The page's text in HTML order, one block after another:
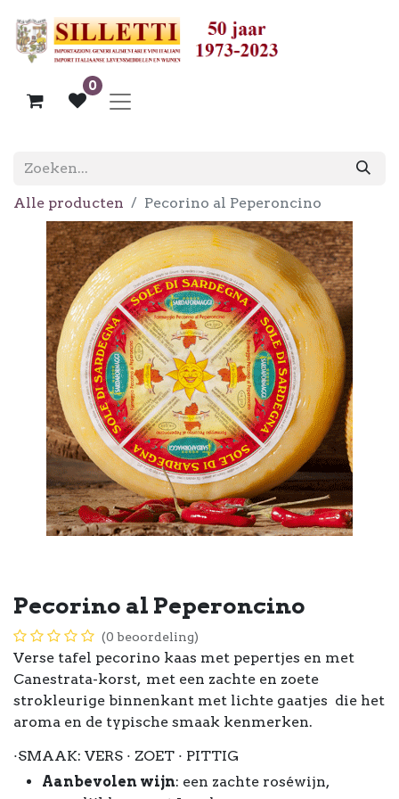
0
Alle producten Pecorino al Peperoncino
Pecorino al Peperoncino
(0 beoordeling)
Verse tafel pecorino kaas met pepertjes en met
Canestrata-korst, met een zachte en zoete
strokleurige binnenkant met lichte gaatjes die het
aroma en de typische smaak kenmerken.
·SMAAK: VERS · ZOET · PITTIG
Aanbevolen wijn: een zachte roséwijn,